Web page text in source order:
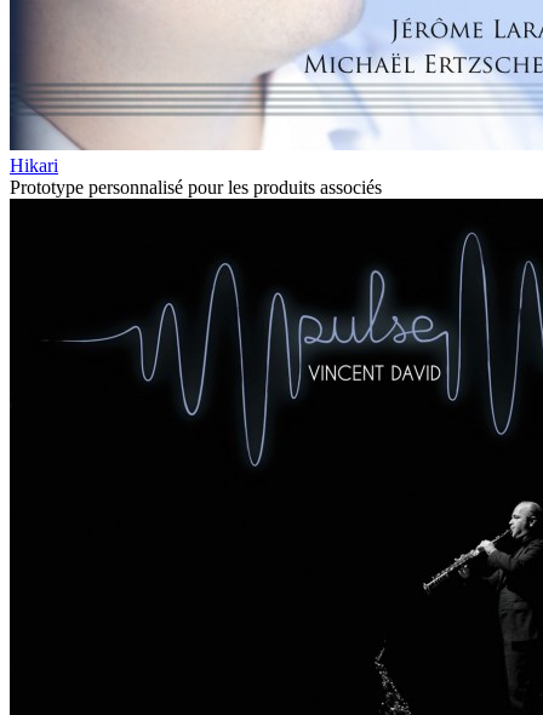
Hikari
Prototype personnalisé pour les produits associés